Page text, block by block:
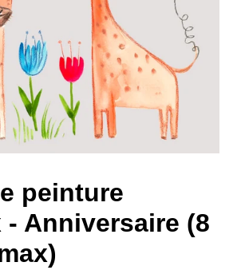
peinture
- Anniversaire (8